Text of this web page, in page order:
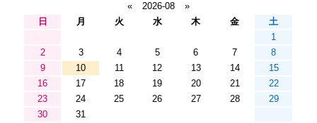
« 2026-08
»
日
月 火 水 木 金
土
1
2
3 4 5 6 7
8
9
10 11 12 13 14
15
16
17 18 19 20 21
22
23
24 25 26 27 28
29
30
31